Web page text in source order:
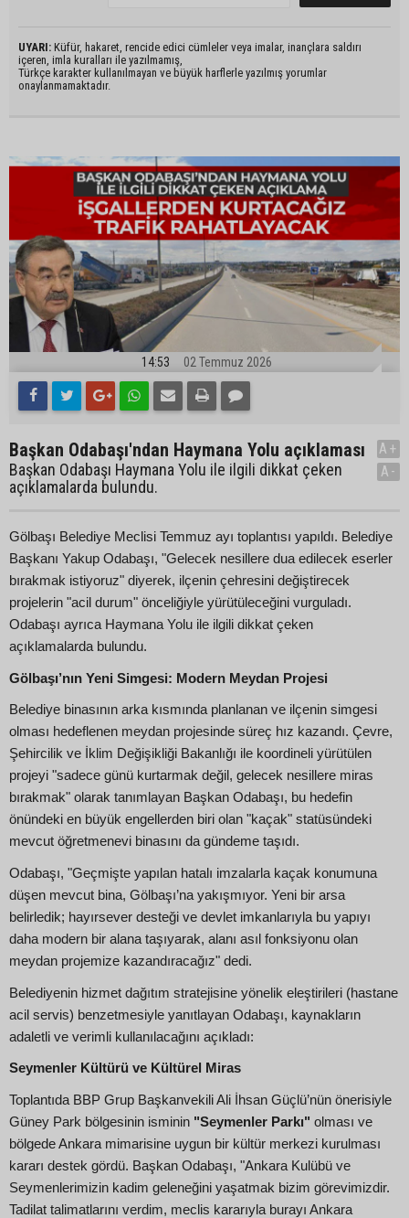
UYARI: Küfür, hakaret, rencide edici cümleler veya imalar, inançlara saldırı
içeren, imla kuralları ile yazılmamış,
Türkçe karakter kullanılmayan ve büyük harflerle yazılmış yorumlar
onaylanmamaktadır.
14:53 02 Temmuz 2026
Başkan Odabaşı'ndan Haymana Yolu açıklaması
Başkan Odabaşı Haymana Yolu ile ilgili dikkat çeken
açıklamalarda bulundu.
A+
A-
Gölbaşı Belediye Meclisi Temmuz ayı toplantısı yapıldı. Belediye
Başkanı Yakup Odabaşı, "Gelecek nesillere dua edilecek eserler
bırakmak istiyoruz" diyerek, ilçenin çehresini değiştirecek
projelerin "acil durum" önceliğiyle yürütüleceğini vurguladı.
Odabaşı ayrıca Haymana Yolu ile ilgili dikkat çeken
açıklamalarda bulundu.
Gölbaşı’nın Yeni Simgesi: Modern Meydan Projesi
Belediye binasının arka kısmında planlanan ve ilçenin simgesi
olması hedeflenen meydan projesinde süreç hız kazandı. Çevre,
Şehircilik ve İklim Değişikliği Bakanlığı ile koordineli yürütülen
projeyi "sadece günü kurtarmak değil, gelecek nesillere miras
bırakmak" olarak tanımlayan Başkan Odabaşı, bu hedefin
önündeki en büyük engellerden biri olan "kaçak" statüsündeki
mevcut öğretmenevi binasını da gündeme taşıdı.
Odabaşı, "Geçmişte yapılan hatalı imzalarla kaçak konumuna
düşen mevcut bina, Gölbaşı’na yakışmıyor. Yeni bir arsa
belirledik; hayırsever desteği ve devlet imkanlarıyla bu yapıyı
daha modern bir alana taşıyarak, alanı asıl fonksiyonu olan
meydan projemize kazandıracağız" dedi.
Belediyenin hizmet dağıtım stratejisine yönelik eleştirileri (hastane
acil servis) benzetmesiyle yanıtlayan Odabaşı, kaynakların
adaletli ve verimli kullanılacağını açıkladı:
Seymenler Kültürü ve Kültürel Miras
Toplantıda BBP Grup Başkanvekili Ali İhsan Güçlü’nün önerisiyle
Güney Park bölgesinin isminin "Seymenler Parkı" olması ve
bölgede Ankara mimarisine uygun bir kültür merkezi kurulması
kararı destek gördü. Başkan Odabaşı, "Ankara Kulübü ve
Seymenlerimizin kadim geleneğini yaşatmak bizim görevimizdir.
Tadilat talimatlarını verdim, meclis kararıyla burayı Ankara